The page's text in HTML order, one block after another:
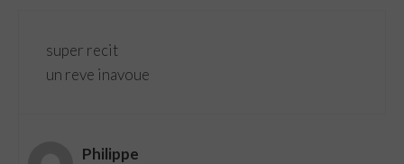
super recit
un reve inavoue
Philippe